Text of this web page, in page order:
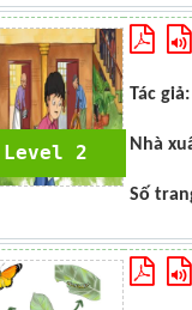
Level 2
Tác giả:
Nhà
Số